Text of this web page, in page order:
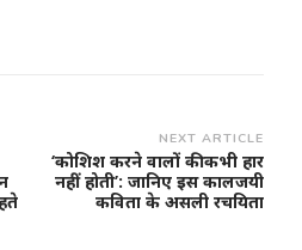
NEXT ARTICLE
‘कोशिश करने वालों की कभी हार
नहीं होती’: जानिए इस कालजयी
कविता के असली रचयिता